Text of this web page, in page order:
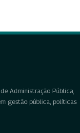
Administração Pública,
gestão pública, políticas